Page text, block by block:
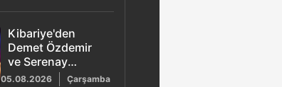
Kibariye'den
Demet Özdemir
ve Serenay
Sarıkaya sürprizi
05.08.2026 Çarşamba